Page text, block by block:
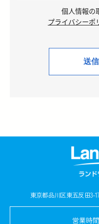
個人情報の
プライバシーポ
東京都品川区東五反田3-
営業時間